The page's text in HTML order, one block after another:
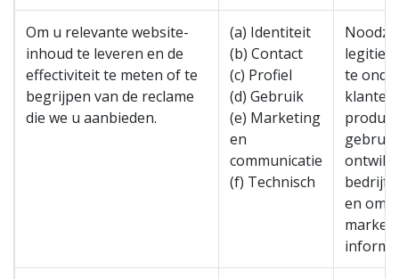
Om u relevante website-
inhoud te leveren en de
effectiviteit te meten of te
begrijpen van de reclame
die we u aanbieden.
(a) Identiteit
(b) Contact
(c) Profiel
(d) Gebruik
(e) Marketing
en
communicatie
(f) Technisch
te
klanten
bedrijf
en om